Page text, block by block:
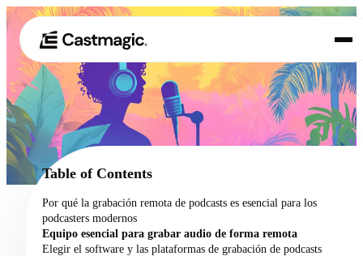
01 Producto
02 Casos de uso
Precios
Acerca de nosotros
Table of Contents
Por qué la grabación remota de podcasts es esencial para los
podcasters modernos
Equipo esencial para grabar audio de forma remota
Elegir el software y las plataformas de grabación de podcasts